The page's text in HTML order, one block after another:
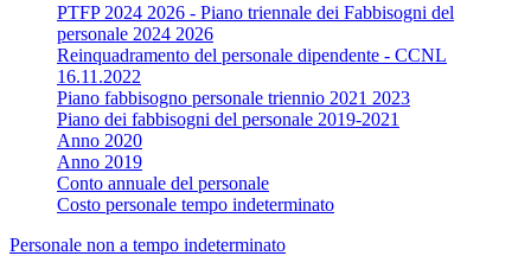
PTFP 2024 2026 - Piano triennale dei Fabbisogni del
personale 2024 2026
Reinquadramento del personale dipendente - CCNL
16.11.2022
Piano fabbisogno personale triennio 2021 2023
Piano dei fabbisogni del personale 2019-2021
Anno 2020
Anno 2019
Conto annuale del personale
Costo personale tempo indeterminato
Personale non a tempo indeterminato